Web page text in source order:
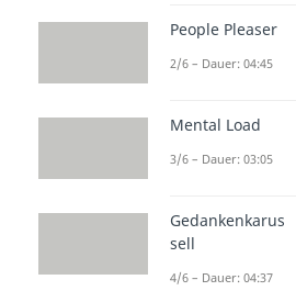
und eine
zu
aufzubauen.
In einem
außerdem ein
verschiedenen
und inoffiziellen
Chef
leichter, dabei
People Pleaser
2/6 – Dauer: 04:45
Mental Load
3/6 – Dauer: 03:05
Gedankenkarus
sell
4/6 – Dauer: 04:37